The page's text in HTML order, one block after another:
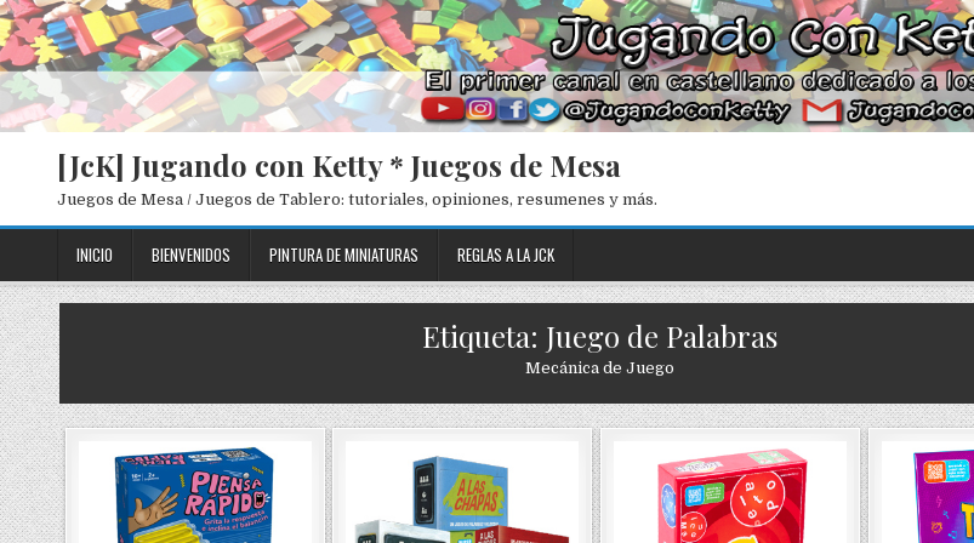
[JcK] Jugando con Ketty * Juegos de Mesa
Juegos de Mesa / Juegos de Tablero: tutoriales, opiniones, resumenes y más.
INICIO BIENVENIDOS PINTURA DE MINIATURAS REGLAS A LA JCK
Etiqueta: Juego de Palabras
Mecánica de Juego